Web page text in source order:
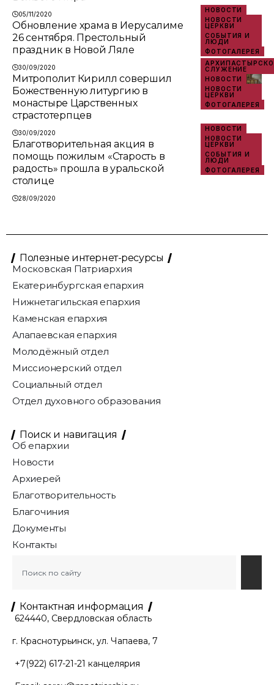
05/11/2020
НОВОСТИ
НОВОСТИ
ЦЕРКВИ
СОБЫТИЯ И
ЛЮДИ
ФОТОГАЛЕРЕЯ
Обновление храма в Иерусалиме
26 сентября. Престольный
праздник в Новой Ляле
30/09/2020
СЛУЖЕНИЕ
НОВОСТИ
НОВОСТИ
ЦЕРКВИ
ФОТОГАЛЕРЕЯ
Митрополит Кирилл совершил
Божественную литургию в
монастыре Царственных
страстотерпцев
30/09/2020
НОВОСТИ
НОВОСТИ
ЦЕРКВИ
СОБЫТИЯ И
ЛЮДИ
ФОТОГАЛЕРЕЯ
Благотворительная акция в
помощь пожилым «Старость в
радость» прошла в уральской
столице
28/09/2020
Полезные интернет-ресурсы
Московская Патриархия
Екатеринбургская епархия
Нижнетагильская епархия
Каменская епархия
Алапаевская епархия
Молодёжный отдел
Миссионерский отдел
Социальный отдел
Отдел духовного образования
Поиск и навигация
Об епархии
Новости
Архиерей
Благотворительность
Благочиния
Документы
Контакты
Контактная информация
624440, Свердловская область
г. Краснотурьинск, ул. Чапаева, 7
+7(922) 617-21-21 канцелярия